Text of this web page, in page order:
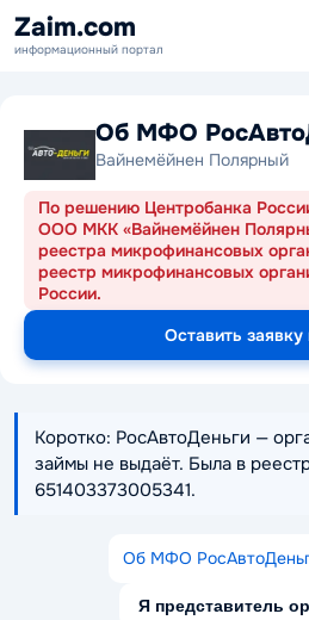
Zaim.com
информационный портал
Об МФО
Вайнемёйнен Полярный
По решению Центробанка России
ООО МКК «Вайнемёйнен
реестра микрофинансовых
реестр микрофинансовых
России.
Оставить заявку
Коротко: РосАвтоДеньги —
займы не выдаёт. Была в
651403373005341.
Об МФО
Я представитель